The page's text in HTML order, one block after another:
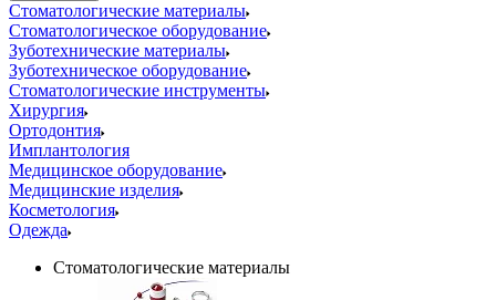
Стоматологические материалы
Стоматологическое оборудование
Зуботехнические материалы
Зуботехническое оборудование
Стоматологические инструменты
Хирургия
Ортодонтия
Имплантология
Медицинское оборудование
Медицинские изделия
Косметология
Одежда
Стоматологические материалы